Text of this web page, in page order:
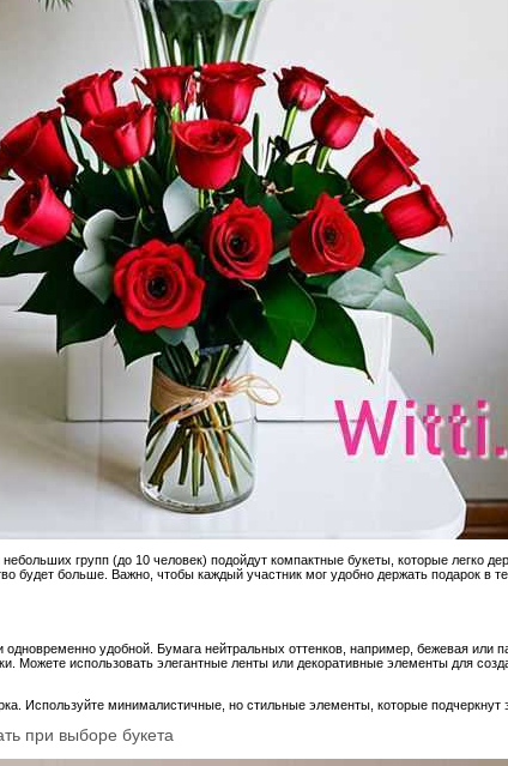
групп (до 10 человек) подойдут компактные букеты, которые легко
больше. Важно, чтобы каждый участник мог удобно держать подарок в
удобной. Бумага нейтральных оттенков, например, бежевая или
Можете использовать элегантные ленты или декоративные элементы для
Используйте минималистичные, но стильные элементы, которые подчеркнут
при выборе букета